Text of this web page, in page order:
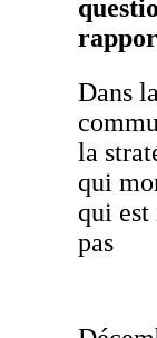
Dans
la
qui
qui est
pas